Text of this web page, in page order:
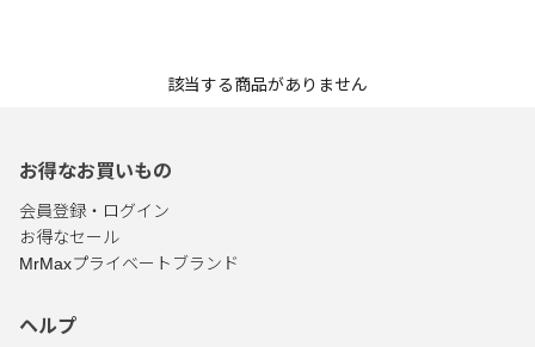
該当する商品がありません
お得なお買いもの
会員登録・ログイン
お得なセール
MrMaxプライベートブランド
ヘルプ